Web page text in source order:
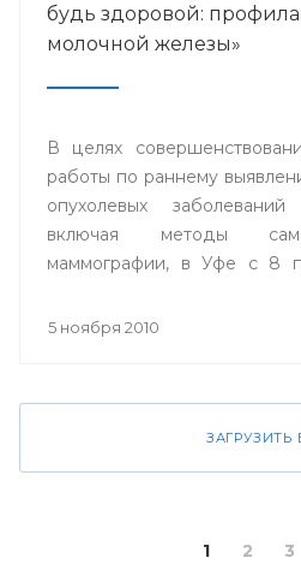
будь здоровой:
молочной железы»
В целях
работы по раннему
опухолевых
включая методы
маммографии, в Уфе с 8
профилактика рака
5 ноября 2010
ЗАГРУЗИТЬ
1 2 3